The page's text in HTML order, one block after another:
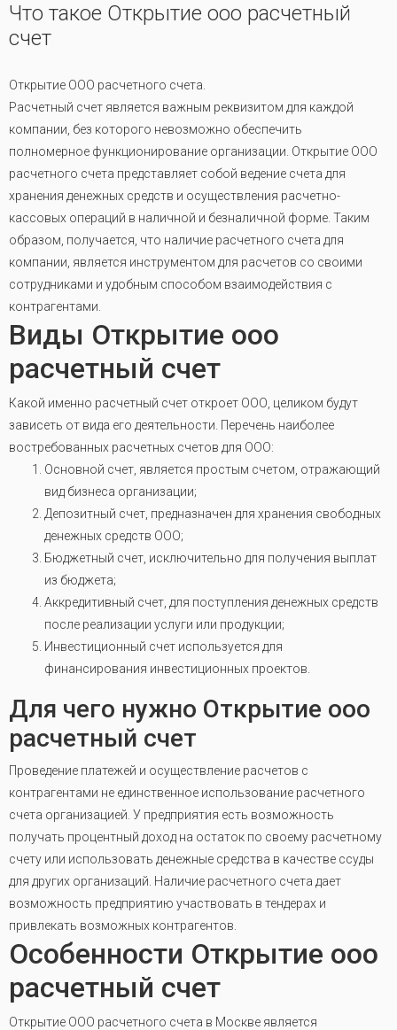
Что такое Открытие ооо расчетный
счет
Открытие ООО расчетного счета.
Расчетный счет является важным реквизитом для каждой
компании, без которого невозможно обеспечить
полномерное функционирование организации. Открытие ООО
расчетного счета представляет собой ведение счета для
хранения денежных средств и осуществления расчетно-
кассовых операций в наличной и безналичной форме. Таким
образом, получается, что наличие расчетного счета для
компании, является инструментом для расчетов со своими
сотрудниками и удобным способом взаимодействия с
контрагентами.
Виды Открытие ооо
расчетный счет
Какой именно расчетный счет откроет ООО, целиком будут
зависеть от вида его деятельности. Перечень наиболее
востребованных расчетных счетов для ООО:
Основной счет, является простым счетом, отражающий
вид бизнеса организации;
Депозитный счет, предназначен для хранения свободных
денежных средств ООО;
Бюджетный счет, исключительно для получения выплат
из бюджета;
Аккредитивный счет, для поступления денежных средств
после реализации услуги или продукции;
Инвестиционный счет используется для
финансирования инвестиционных проектов.
Для чего нужно Открытие ооо
расчетный счет
Проведение платежей и осуществление расчетов с
контрагентами не единственное использование расчетного
счета организацией. У предприятия есть возможность
получать процентный доход на остаток по своему расчетному
счету или использовать денежные средства в качестве ссуды
для других организаций. Наличие расчетного счета дает
возможность предприятию участвовать в тендерах и
привлекать возможных контрагентов.
Особенности Открытие ооо
расчетный счет
Открытие ООО расчетного счета в Москве является